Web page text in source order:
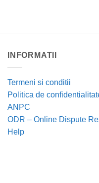
INFORMATII
Termeni si conditii
Politica de
ANPC
ODR – Online Dispute
Help